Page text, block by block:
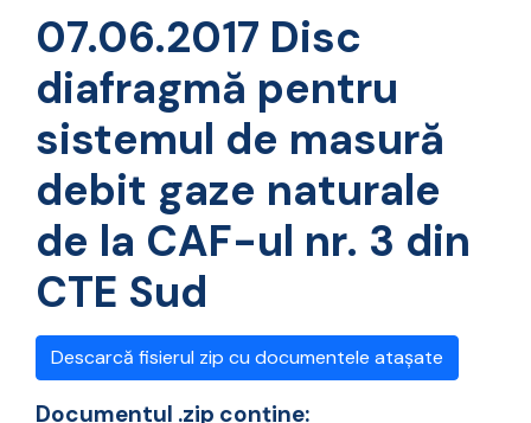
07.06.2017 Disc
diafragmă pentru
sistemul de masură
debit gaze naturale
de la CAF-ul nr. 3 din
CTE Sud
Descarcă fisierul zip cu documentele atașate
Documentul .zip conține: